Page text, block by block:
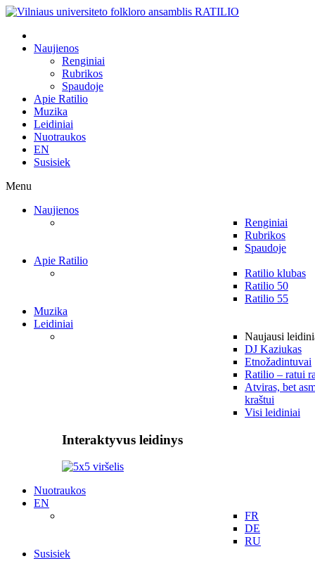
Naujienos
Renginiai
Rubrikos
Spaudoje
Apie Ratilio
Muzika
Leidiniai
Nuotraukos
EN
Susisiek
Menu
Naujienos
Renginiai
Rubrikos
Spaudoje
Apie Ratilio
Ratilio klubas
Ratilio 50
Ratilio 55
Muzika
Leidiniai
Naujausi
DJ Kaziukas
Etnožadintuvai
Ratilio – ratui
Atviras, bet
kraštui
Visi leidiniai
Interaktyvus leidinys
Nuotraukos
EN
FR
DE
RU
Susisiek